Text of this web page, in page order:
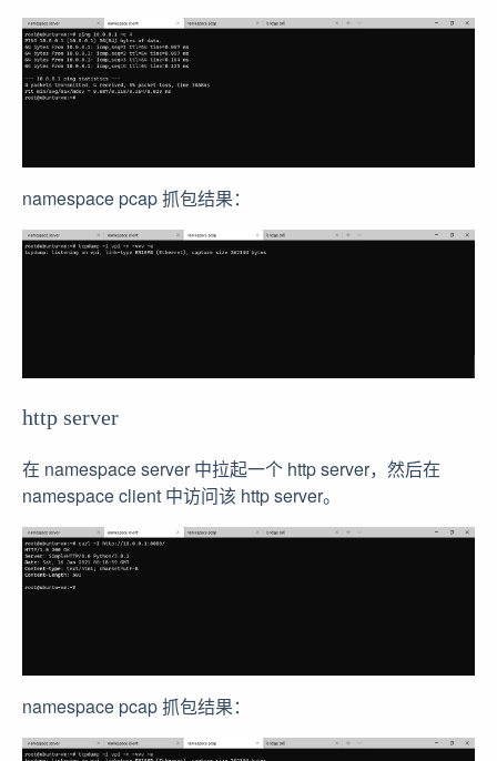
namespace pcap 抓包结果：
http server
在 namespace server 中拉起一个 http server，然后在
namespace client 中访问该 http server。
namespace pcap 抓包结果：